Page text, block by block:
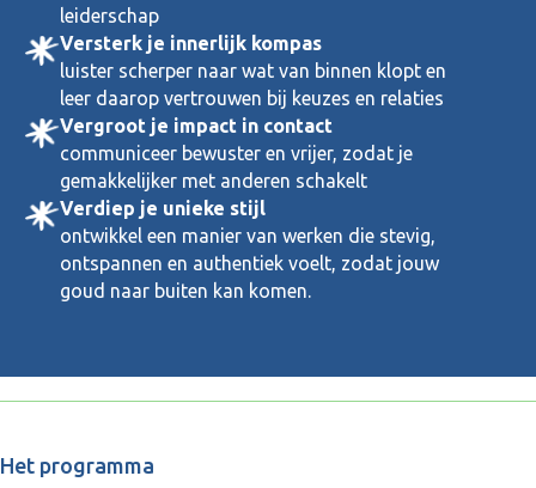
leiderschap
Versterk je innerlijk kompas
luister scherper naar wat van binnen klopt en
leer daarop vertrouwen bij keuzes en relaties
Vergroot je impact in contact
communiceer bewuster en vrijer, zodat je
gemakkelijker met anderen schakelt
Verdiep je unieke stijl
ontwikkel een manier van werken die stevig,
ontspannen en authentiek voelt, zodat jouw
goud naar buiten kan komen.
Het programma